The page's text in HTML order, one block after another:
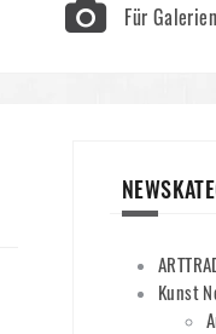
Für Galerien
Kunst